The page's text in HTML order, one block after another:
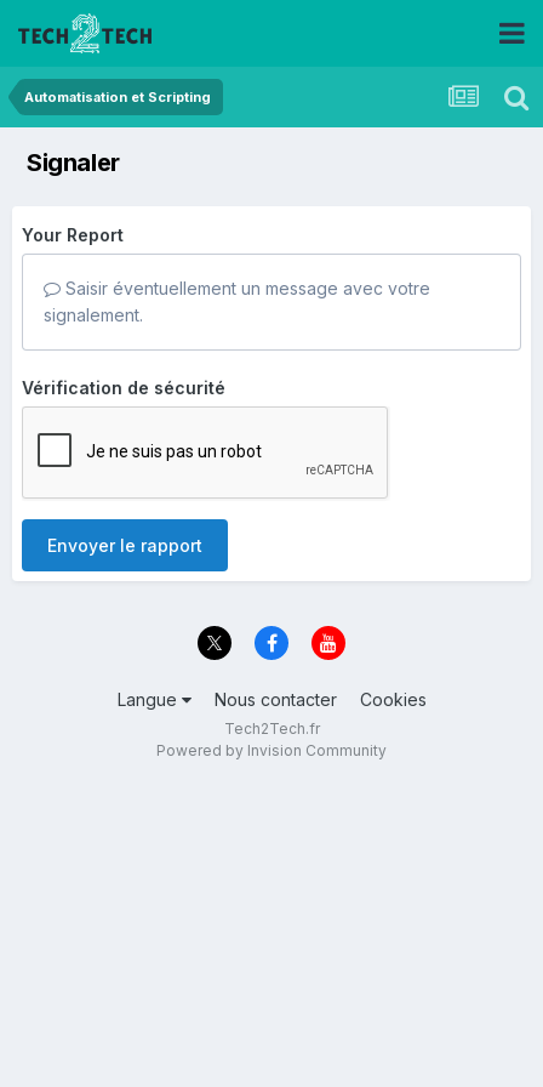
Automatisation et Scripting
Signaler
Your Report
Saisir éventuellement un message avec votre
signalement.
Vérification de sécurité
Envoyer le rapport
Langue Nous contacter Cookies
Tech2Tech.fr
Powered by Invision Community